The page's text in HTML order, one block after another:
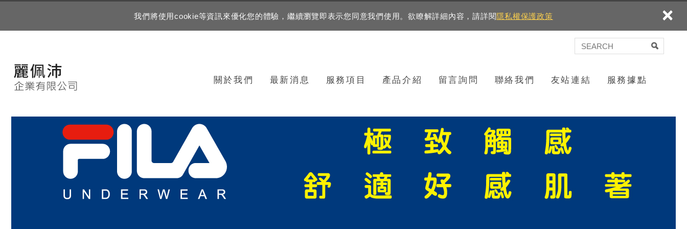
我們將使用cookie等資訊來優化您的體驗，繼續瀏覽即表示您同意我們使用。欲瞭解詳細內容，請詳閱隱私權保護政策 ×
關於我們 最新消息 服務項目 產品介紹 留言詢問 聯絡我們 友站連結 服務據點